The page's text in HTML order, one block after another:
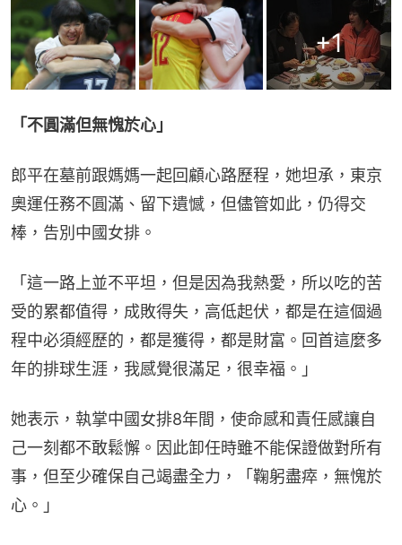
+1
「不圓滿但無愧於心」
郎平在墓前跟媽媽一起回顧心路歷程，她坦承，東京
奧運任務不圓滿、留下遺憾，但儘管如此，仍得交
棒，告別中國女排。
「這一路上並不平坦，但是因為我熱愛，所以吃的苦
受的累都值得，成敗得失，高低起伏，都是在這個過
程中必須經歷的，都是獲得，都是財富。回首這麼多
年的排球生涯，我感覺很滿足，很幸福。」
她表示，執掌中國女排8年間，使命感和責任感讓自
己一刻都不敢鬆懈。因此卸任時雖不能保證做對所有
事，但至少確保自己竭盡全力，「鞠躬盡瘁，無愧於
心。」